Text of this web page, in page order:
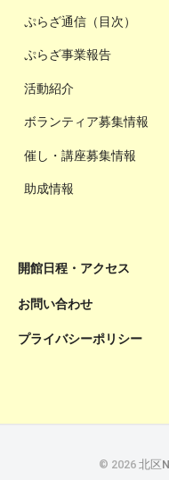
ぷらざ通信（目次）
ぷらざ事業報告
活動紹介
ボランティア募集情報
催し・講座募集情報
助成情報
開館日程・アクセス
お問い合わせ
プライバシーポリシー
© 2026 北区